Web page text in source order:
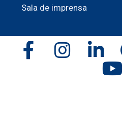
Sala de imprensa